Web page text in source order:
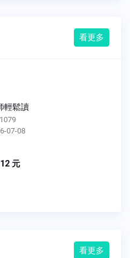
看更多
輕鬆讀
07-08
元
看更多